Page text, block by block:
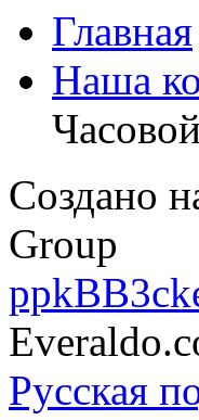
Главная
Наша
Создано
Group
Русская